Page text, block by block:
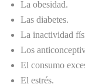
La obesidad.
Las diabetes.
La inactividad
Los
El consumo
El estrés.